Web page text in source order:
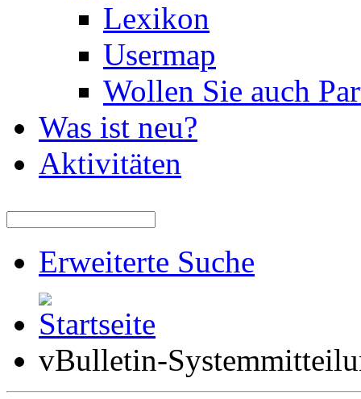
Lexikon
Usermap
Wollen Sie auch
Was ist neu?
Aktivitäten
Erweiterte Suche
vBulletin-